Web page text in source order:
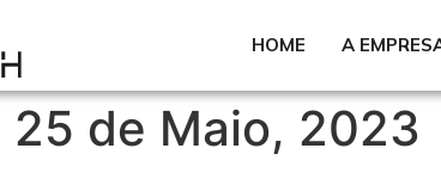
HOME A
25 de Maio, 2023